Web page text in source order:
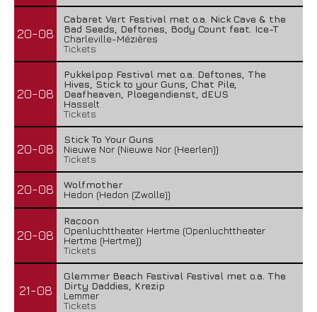
20-08
Cabaret Vert Festival met o.a. Nick Cave & the
Bad Seeds, Deftones, Body Count feat. Ice-T
Charleville-Mézières
Tickets
20-08
Pukkelpop Festival met o.a. Deftones, The
Hives, Stick to your Guns, Chat Pile,
Deafheaven, Ploegendienst, dEUS
Hasselt
Tickets
20-08
Stick To Your Guns
Nieuwe Nor (Nieuwe Nor (Heerlen))
Tickets
20-08
Wolfmother
Hedon (Hedon (Zwolle))
20-08
Racoon
Openluchttheater Hertme (Openluchttheater
Hertme (Hertme))
Tickets
21-08
Glemmer Beach Festival Festival met o.a. The
Dirty Daddies, Krezip
Lemmer
Tickets